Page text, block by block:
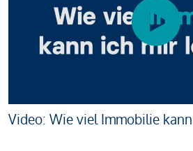
Video: Wie viel Immobilie